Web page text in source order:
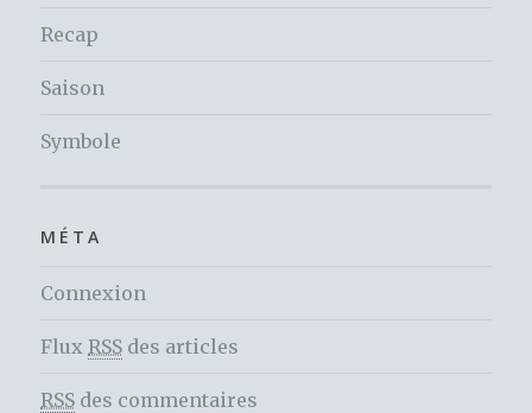
Recap
Saison
Symbole
MÉTA
Connexion
Flux RSS des articles
RSS des commentaires